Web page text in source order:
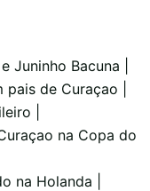
Juninho Bacuna |
de Curaçao |
|
na Copa do
na Holanda |